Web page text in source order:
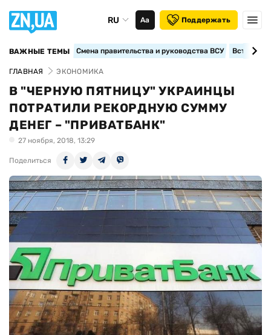
RU Аа Поддержать
ВАЖНЫЕ ТЕМЫ Смена правительства и руководства ВСУ
ГЛАВНАЯ ЭКОНОМИКА
В "ЧЕРНУЮ ПЯТНИЦУ" УКРАИНЦЫ
ПОТРАТИЛИ РЕКОРДНУЮ СУММУ
ДЕНЕГ – "ПРИВАТБАНК"
27 ноября, 2018, 13:29
Поделиться